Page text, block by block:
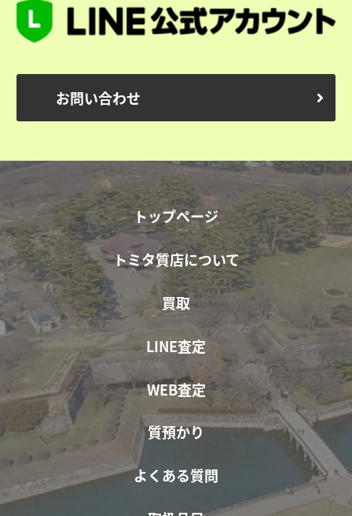
お問い合わせ
トップページ
トミタ質店について
買取
LINE査定
WEB査定
質預かり
よくある質問